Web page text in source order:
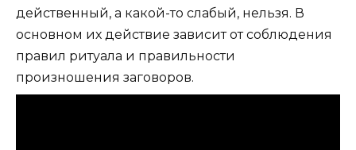
действенный, а какой-то слабый, нельзя. В
основном их действие зависит от соблюдения
правил ритуала и правильности
произношения заговоров.